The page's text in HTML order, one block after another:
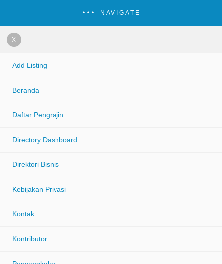
NAVIGATE
X
Add Listing
Beranda
Daftar Pengrajin
Directory Dashboard
Direktori Bisnis
Kebijakan Privasi
Kontak
Kontributor